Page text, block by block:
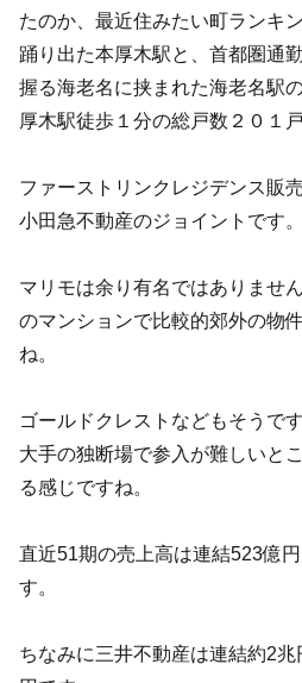
たのか、最近住みたい町ランキ
踊り出た本厚木駅と、首都圏通
握る海老名に挟まれた海老名駅
厚木駅徒歩１分の総戸数２０１
ファーストリンクレジデンス販
小田急不動産のジョイントです。
マリモは余り有名ではありませ
のマンションで比較的郊外の物
ね。
ゴールドクレストなどもそうで
大手の独断場で参入が難しいと
る感じですね。
直近51期の売上高は連結523億
す。
ちなみに三井不動産は連結約2